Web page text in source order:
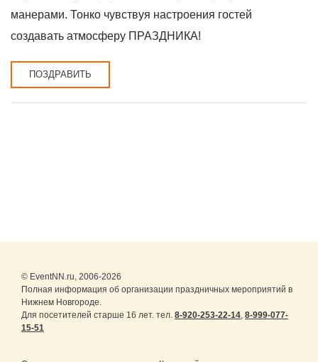
манерами. Тонко чувствуя настроения гостей
создавать атмосферу ПРАЗДНИКА!
ПОЗДРАВИТЬ
© EventNN.ru, 2006-2026
Полная информация об организации праздничных мероприятий в
Нижнем Новгороде.
Для посетителей старше 16 лет. тел. 8-920-253-22-14, 8-999-077-
15-51